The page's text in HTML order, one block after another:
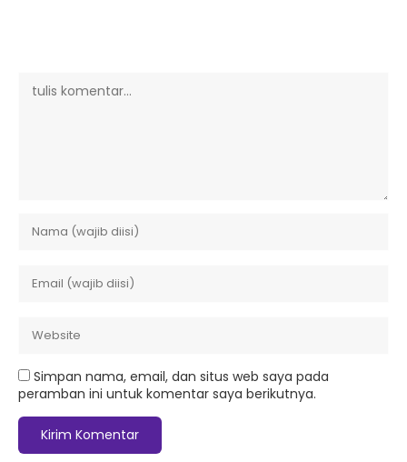
Simpan nama, email, dan situs web saya pada
peramban ini untuk komentar saya berikutnya.